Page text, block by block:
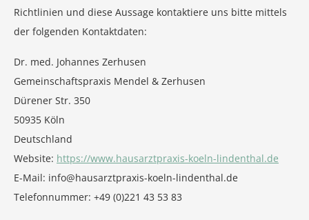
Richtlinien und diese Aussage kontaktiere uns bitte mittels
der folgenden Kontaktdaten:
Dr. med. Johannes Zerhusen
Gemeinschaftspraxis Mendel & Zerhusen
Dürener Str. 350
50935 Köln
Deutschland
Website: https://www.hausarztpraxis-koeln-lindenthal.de
E-Mail: info@hausarztpraxis-koeln-lindenthal.de
Telefonnummer: +49 (0)221 43 53 83